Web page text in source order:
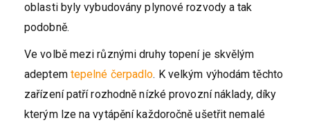
oblasti byly vybudovány plynové rozvody a tak
podobně.
Ve volbě mezi různými druhy topení je skvělým
adeptem tepelné čerpadlo. K velkým výhodám těchto
zařízení patří rozhodně nízké provozní náklady, díky
kterým lze na vytápění každoročně ušetřit nemalé